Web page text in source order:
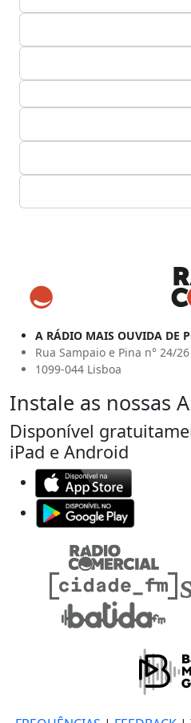
A RÁDIO MAIS OUVIDA DE
Rua Sampaio e Pina n° 24/26
1099-044 Lisboa
Instale as nossas
Disponível
iPad e Android